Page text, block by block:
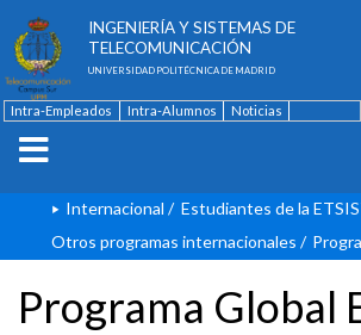
INGENIERÍA Y SISTEMAS DE
TELECOMUNICACIÓN
UNIVERSIDAD POLITÉCNICA DE MADRID
Intra-Empleados Intra-Alumnos
Noticias
Internacional / Estudiantes de la
Otros programas internacionales /
Programa Global